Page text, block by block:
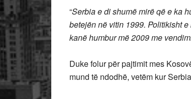
“Serbia e di shumë mirë që e ka
betejën në vitin 1999. Politikisht
kanë humbur më 2009 me
Duke folur për pajtimit mes
mund të ndodhë, vetëm kur